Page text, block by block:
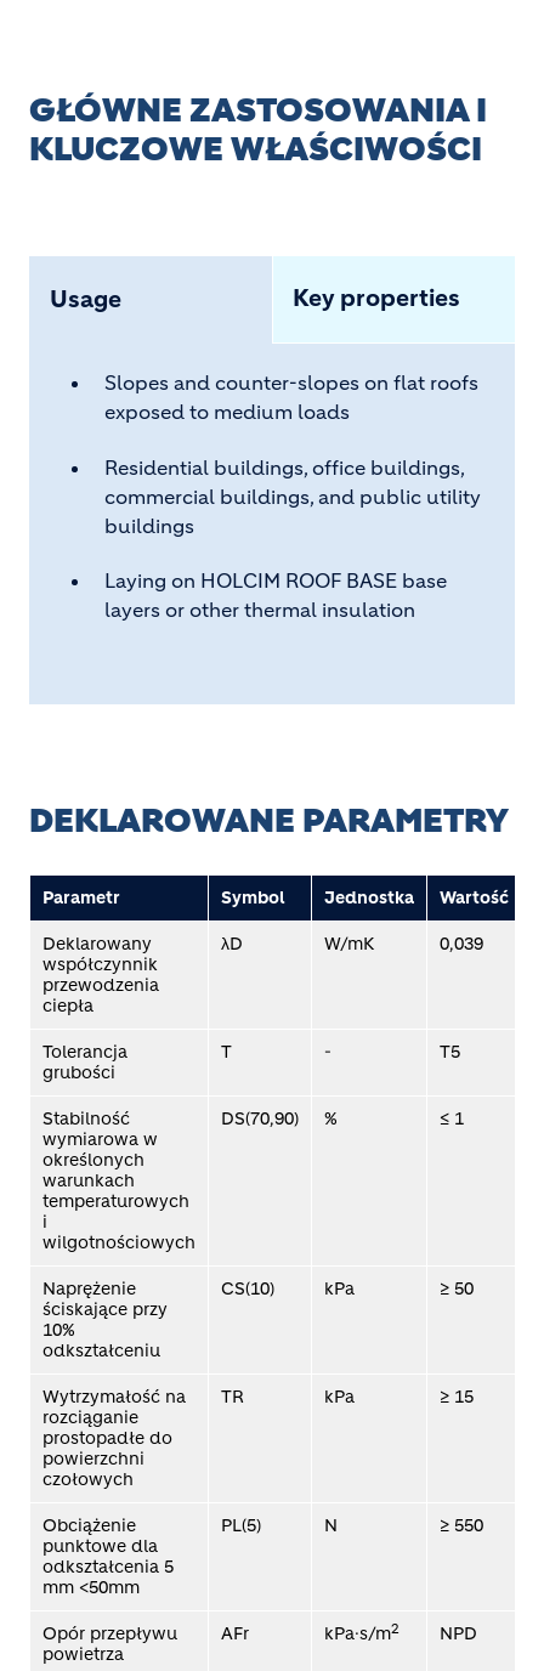
GŁÓWNE ZASTOSOWANIA I
KLUCZOWE WŁAŚCIWOŚCI
Usage Key properties
Slopes and counter-slopes on flat roofs
exposed to medium loads
Residential buildings, office buildings,
commercial buildings, and public utility
buildings
Laying on HOLCIM ROOF BASE base
layers or other thermal insulation
DEKLAROWANE PARAMETRY
Parametr Symbol Jednostka Wartość
Deklarowany
współczynnik
przewodzenia
ciepła
λD W/mK 0,039
Tolerancja
grubości
T - T5
Stabilność
wymiarowa w
określonych
warunkach
temperaturowych
i
wilgotnościowych
DS(70,90) % ≤ 1
Naprężenie
ściskające przy
10%
odkształceniu
CS(10) kPa ≥ 50
Wytrzymałość na
rozciąganie
prostopadłe do
powierzchni
czołowych
TR kPa ≥ 15
Obciążenie
punktowe dla
odkształcenia 5
mm <50mm
PL(5) N ≥ 550
Opór przepływu
powietrza
AFr kPa·s/m2 NPD